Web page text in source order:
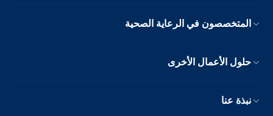
المتخصصون في الرعاية الصحية
حلول الأعمال الأخرى
نبذة عنا